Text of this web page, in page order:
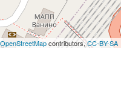
OpenStreetMapcontributors,CC-BY-SA